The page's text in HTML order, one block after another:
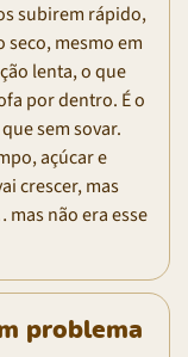
subirem rápido,
seco, mesmo em
lenta, o que
por dentro. É o
sem sovar.
açúcar e
crescer, mas
não era esse
problema